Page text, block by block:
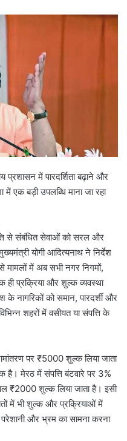
में पारदर्शिता बढ़ाने और
एक बड़ी उपलब्धि माना जा रहा
से संबंधित सेवाओं को सरल और
योगी आदित्यनाथ ने निर्देश
मामलों में अब सभी नगर निगमों,
ही प्रक्रिया और शुल्क व्यवस्था
के नागरिकों को समान, पारदर्शी और
शहरों में वसीयत या संपत्ति के
पर ₹5000 शुल्क लिया जाता
मेरठ में संपत्ति बंटवारे पर 3%
₹2000 शुल्क लिया जाता है। इसी
में भी शुल्क और प्रक्रियाओं में
परेशानी और भ्रम का सामना करना